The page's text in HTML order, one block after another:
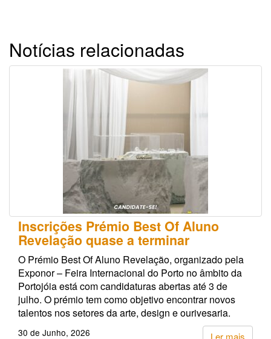
Notícias relacionadas
Inscrições Prémio Best Of Aluno
Revelação quase a terminar
O Prémio Best Of Aluno Revelação, organizado pela
Exponor – Feira Internacional do Porto no âmbito da
Portojóia está com candidaturas abertas até 3 de
julho. O prémio tem como objetivo encontrar novos
talentos nos setores da arte, design e ourivesaria.
Ler mais
30 de Junho, 2026